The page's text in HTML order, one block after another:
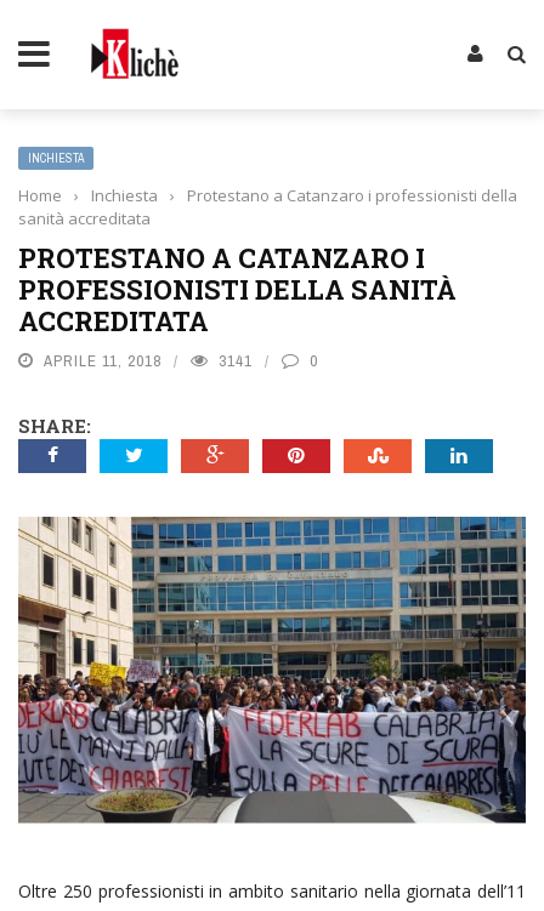
INCHIESTA
Home › Inchiesta ›
Protestano a Catanzaro i professionisti della
sanità accreditata
PROTESTANO A CATANZARO I
PROFESSIONISTI DELLA SANITÀ
ACCREDITATA
APRILE 11, 2018 3141 0
SHARE:
Oltre 250 professionisti in ambito sanitario nella giornata dell’11